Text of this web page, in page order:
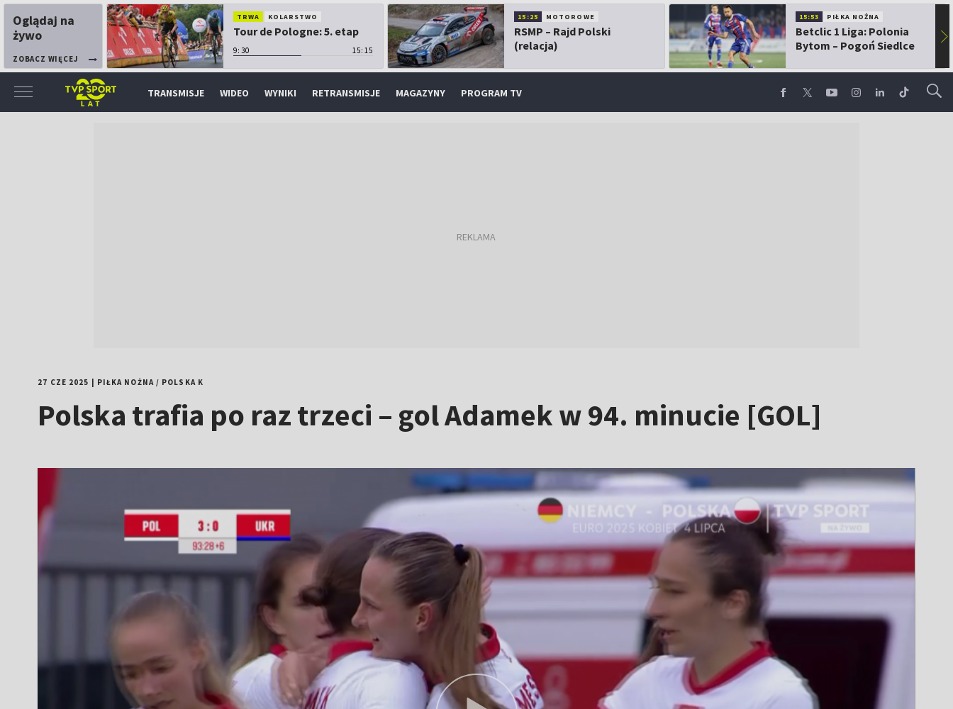
Oglądaj na
żywo
ZOBACZ WIĘCEJ
TRWA KOLARSTWO
Tour de Pologne: 5. etap
9:30 15:15
15:25 MOTOROWE
RSMP – Rajd Polski
(relacja)
15:53 PIŁKA NOŻNA
Betclic 1 Liga: Polonia
Bytom – Pogoń Siedlce
▶
TRANSMISJE WIDEO WYNIKI RETRANSMISJE MAGAZYNY PROGRAM TV
27 CZE 2025 PIŁKA NOŻNA/ POLSKA K
Polska trafia po raz trzeci – gol Adamek w 94. minucie [GOL]